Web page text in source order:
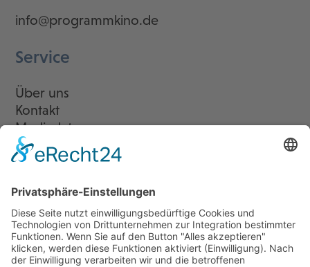
info@programmkino.de
Service
Über uns
Kontakt
Mediadaten
Newsletter
LogIn
Legal
Impressum
Datenschutzerklärung